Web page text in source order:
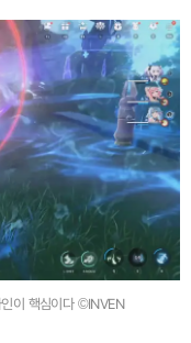
인이 핵심이다 ©INVEN